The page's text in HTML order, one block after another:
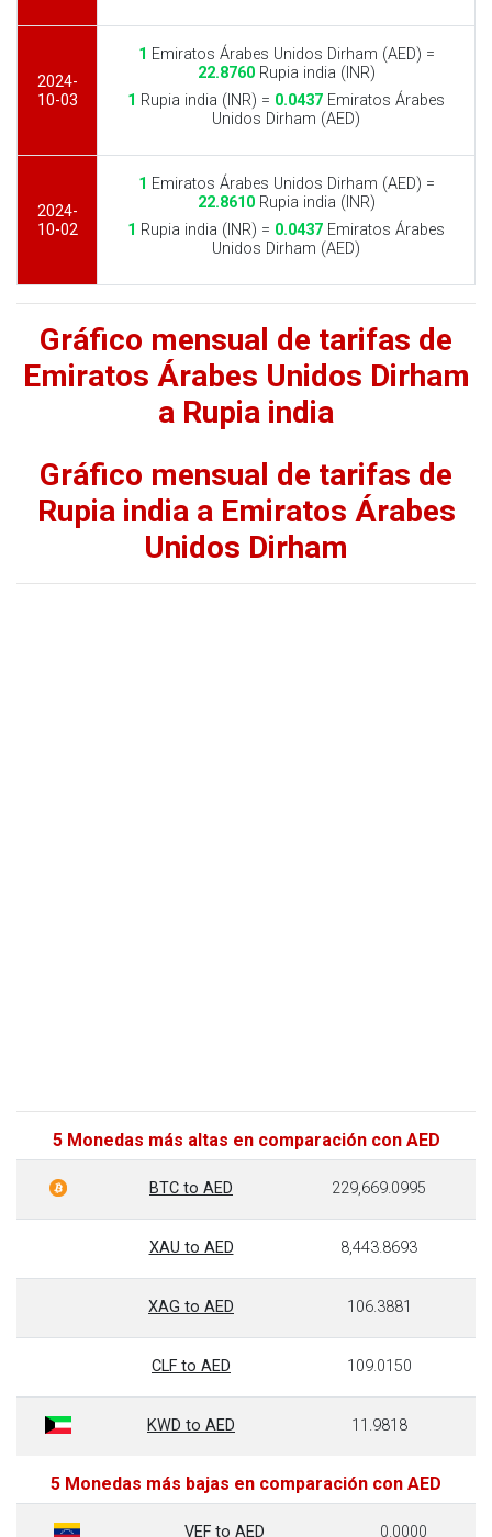
2024-
10-03
1 Emiratos Árabes Unidos Dirham (AED) =
22.8760Rupia india (INR)
1 Rupia india (INR) = 0.0437 Emiratos Árabes
Unidos Dirham (AED)
2024-
10-02
1 Emiratos Árabes Unidos Dirham (AED) =
22.8610Rupia india (INR)
1 Rupia india (INR) = 0.0437 Emiratos Árabes
Unidos Dirham (AED)
Gráfico mensual de tarifas de
Emiratos Árabes Unidos Dirham
a Rupia india
Gráfico mensual de tarifas de
Rupia india a Emiratos Árabes
Unidos Dirham
5 Monedas más altas en comparación con AED
BTC to AED 229,669.0995
XAU to AED 8,443.8693
XAG to AED 106.3881
CLF to AED 109.0150
KWD to AED 11.9818
5 Monedas más bajas en comparación con AED
VEF to AED 0.0000